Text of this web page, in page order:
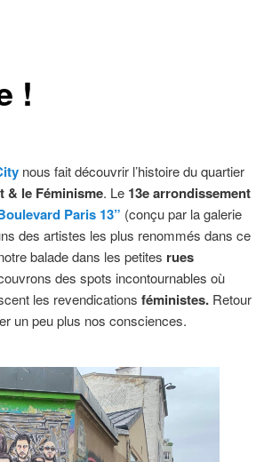
!
nous fait découvrir l’histoire du quartier
& le Féminisme. Le 13earrondissement
Paris 13” (conçu par la galerie
des artistes les plus renommés dans ce
balade dans les petites rues
des spots incontournables où
les revendications féministes.Retour
un peu plus nos consciences.